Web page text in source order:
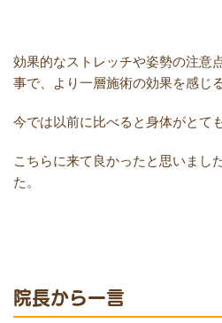
効果的なストレッチや姿勢の注意
事で、より一層施術の効果を感じ
今では以前に比べると身体がとて
こちらに来て良かったと思いまし
た。
院長から一言